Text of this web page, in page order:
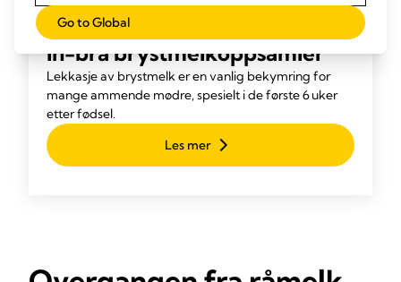
In-bra brystmelkoppsamler
Lekkasje av brystmelk er en vanlig bekymring for
mange ammende mødre, spesielt i de første 6 uker
etter fødsel.
Les mer
Go to Global